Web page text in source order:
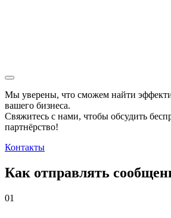
Мы уверены, что сможем найти
вашего бизнеса.
Свяжитесь с нами, чтобы обсудить
партнёрство!
Контакты
Как отправлять
01